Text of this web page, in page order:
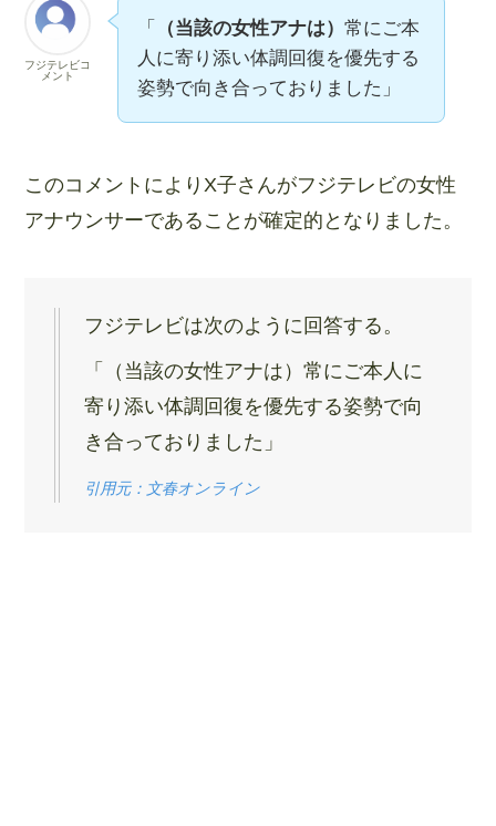
フジテレビコ
メント
「 （当該の女性アナは）常にご本
人に寄り添い体調回復を優先する
姿勢で向き合っておりました」
このコメントによりX子さんがフジテレビの女性
アナウンサーであることが確定的となりました。
フジテレビは次のように回答する。
「（当該の女性アナは）常にご本人に
寄り添い体調回復を優先する姿勢で向
き合っておりました」
引用元：文春オンライン